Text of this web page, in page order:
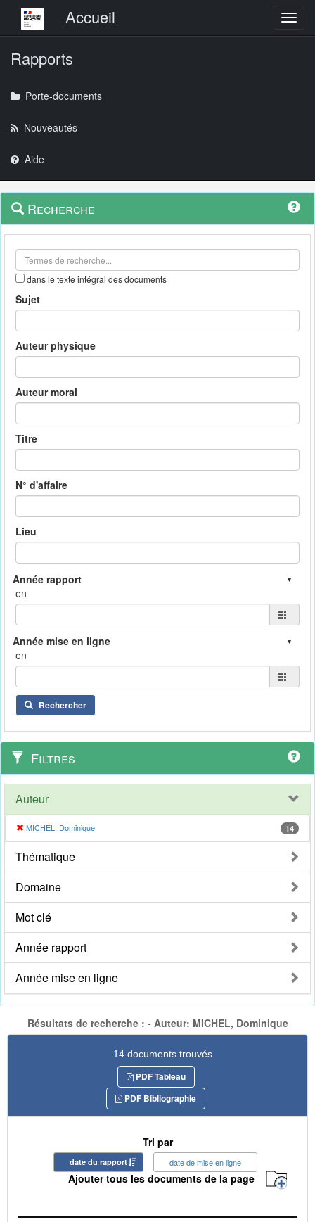
Menu principalAccueil
Rapports
Porte-documents
Nouveautés
Aide
Navigation
outils
Menu
contextuel
Recherche
dans le texte intégral des documents
Sujet
Auteur physique
Auteur moral
Titre
N° d'affaire
Lieu
en
en
Rechercher
Filtres
Auteur
MICHEL, Dominique 14
Thématique
Domaine
Mot clé
Année rapport
Année mise en ligne
Résultats de recherche : - Auteur: MICHEL, Dominique
14 documents trouvés
PDF Tableau
PDF Bibliographie
Tri par
date du rapport date de mise en ligne
Ajouter tous les documents de la page